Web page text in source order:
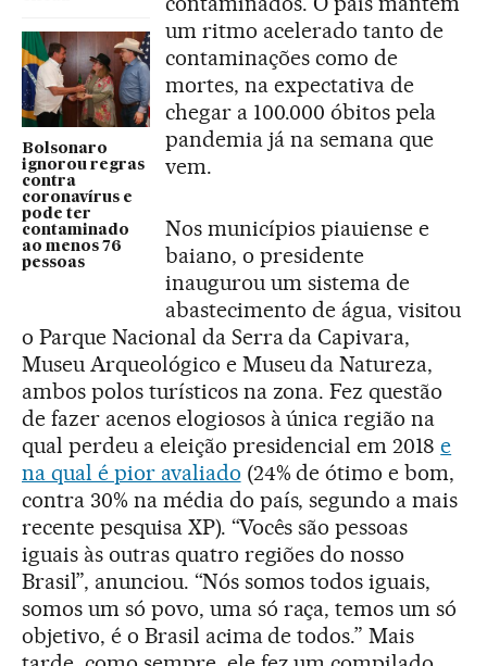
Bolsonaro
ignorou regras
contra
coronavírus e
pode ter
contaminado
ao menos 76
pessoas
um ritmo acelerado tanto de
contaminações como de
mortes, na expectativa de
chegar a 100.000 óbitos pela
pandemia já na semana que
vem.
Nos municípios piauiense e
baiano, o presidente
inaugurou um sistema de
abastecimento de água, visitou
o Parque Nacional da Serra da Capivara,
Museu Arqueológico e Museu da Natureza,
ambos polos turísticos na zona. Fez questão
de fazer acenos elogiosos à única região na
qual perdeu a eleição presidencial em 2018e
na qual é pior avaliado (24% de ótimo e bom,
contra 30% na média do país, segundo a mais
recente pesquisa XP). “Vocês são pessoas
iguais às outras quatro regiões do nosso
Brasil”, anunciou. “Nós somos todos iguais,
somos um só povo, uma só raça, temos um só
objetivo, é o Brasil acima de todos.” Mais